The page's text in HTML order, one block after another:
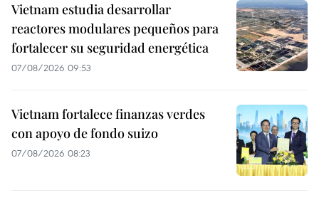
Vietnam estudia desarrollar
reactores modulares pequeños para
fortalecer su seguridad energética
07/08/2026 09:53
Vietnam fortalece finanzas verdes
con apoyo de fondo suizo
07/08/2026 08:23